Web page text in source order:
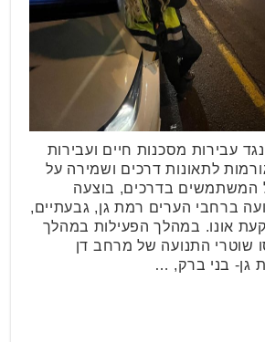
עבירות מסכנות חיים ועבירות
לתאונות דרכים ושמירה על
המשתמשים בדרכים, בוצעה
ברחבי הערים רמת גן, גבעתיים,
אונו. במהלך הפעילות במהלך
שוטרי התנועה של מרחב דן
גן- בני ברק, …